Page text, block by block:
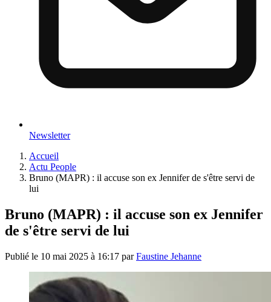
Newsletter
Accueil
Actu People
Bruno (MAPR) : il accuse son ex Jennifer de s'être servi de
lui
Bruno (MAPR) : il accuse son ex Jennifer
de s'être servi de lui
Publié le 10 mai 2025 à 16:17 parFaustine Jehanne